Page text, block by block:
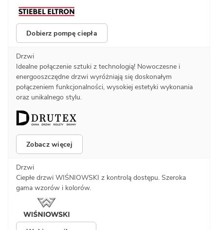
Dobierz pompę ciepła
Drzwi
Idealne połączenie sztuki z technologią! Nowoczesne i
energooszczędne drzwi wyróżniają się doskonałym
połączeniem funkcjonalności, wysokiej estetyki wykonania
oraz unikalnego stylu.
Zobacz więcej
Drzwi
Ciepłe drzwi WIŚNIOWSKI z kontrolą dostępu. Szeroka
gama wzorów i kolorów.